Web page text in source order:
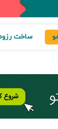
ساخت